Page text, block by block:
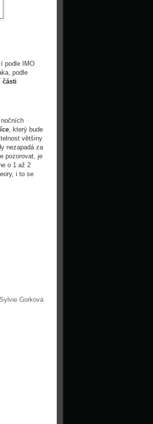
podle IMO
podle
části
, který bude
většiny
nezapadá za
pozorovat, je
o 1 až 2
i to se
Gorková